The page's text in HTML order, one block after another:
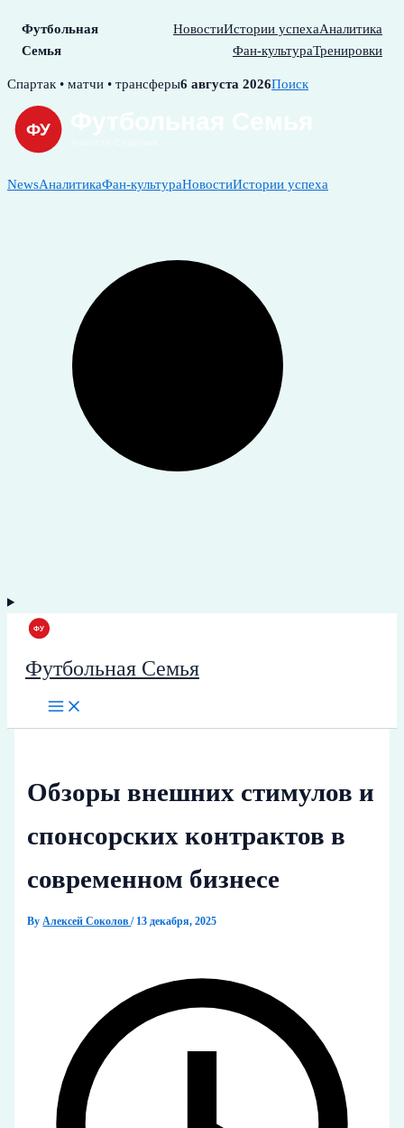
Футбольная
Семья
НовостиИстории успехаАналитика
Фан-культураТренировки
Skip
content
Спартак • матчи • трансферы6 августа 2026Поиск
NewsАналитикаФан-культураНовостиИстории успеха
Футбольная Семья
Обзоры внешних стимулов и
спонсорских контрактов в
современном бизнесе
ByАлексей Соколов/ 13 декабря, 2025